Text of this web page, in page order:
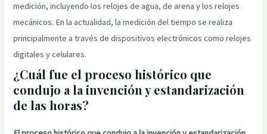
medición, incluyendo los relojes de agua, de arena y los relojes
mecánicos. En la actualidad, la medición del tiempo se realiza
principalmente a través de dispositivos electrónicos como relojes
digitales y celulares.
¿Cuál fue el proceso histórico que
condujo a la invención y estandarización
de las horas?